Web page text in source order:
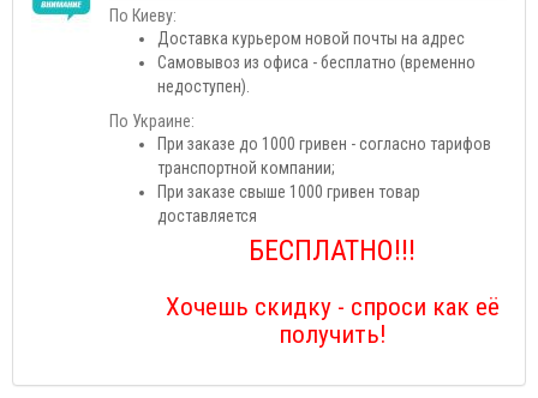
По Киеву:
Доставка курьером новой почты на адрес
Самовывоз из офиса - бесплатно (временно
недоступен).
По Украине:
При заказе до 1000 гривен - согласно тарифов
транспортной компании;
При заказе свыше 1000 гривен товар
доставляется
БЕСПЛАТНО!!!
Хочешь скидку - спроси как её
получить!